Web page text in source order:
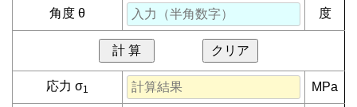
角度 θ 度
計 算 クリア
応力 σ1 MPa